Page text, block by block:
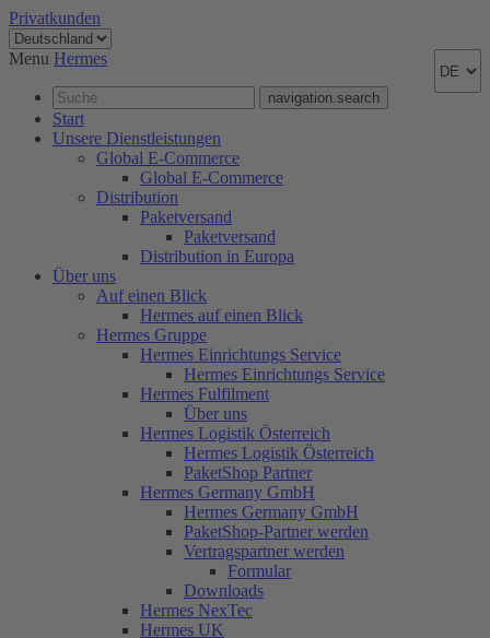
Privatkunden
Menu Hermes
navigation.search
Start
Unsere Dienstleistungen
Global E-Commerce
Global E-Commerce
Distribution
Paketversand
Paketversand
Distribution in Europa
Über uns
Auf einen Blick
Hermes auf einen Blick
Hermes Gruppe
Hermes Einrichtungs Service
Hermes Einrichtungs Service
Hermes Fulfilment
Über uns
Hermes Logistik Österreich
Hermes Logistik Österreich
PaketShop Partner
Hermes Germany GmbH
Hermes Germany GmbH
PaketShop-Partner werden
Vertragspartner werden
Formular
Downloads
Hermes NexTec
Hermes UK